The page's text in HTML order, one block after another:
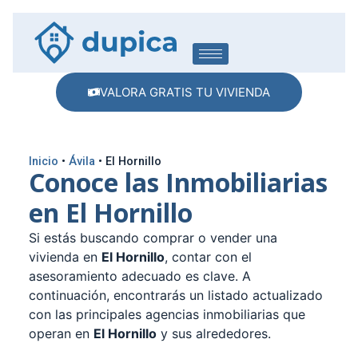
VALORA GRATIS TU VIVIENDA
Inicio • Ávila • El Hornillo
Conoce las Inmobiliarias
en El Hornillo
Si estás buscando comprar o vender una
vivienda en El Hornillo, contar con el
asesoramiento adecuado es clave. A
continuación, encontrarás un listado actualizado
con las principales agencias inmobiliarias que
operan en El Hornillo y sus alrededores.